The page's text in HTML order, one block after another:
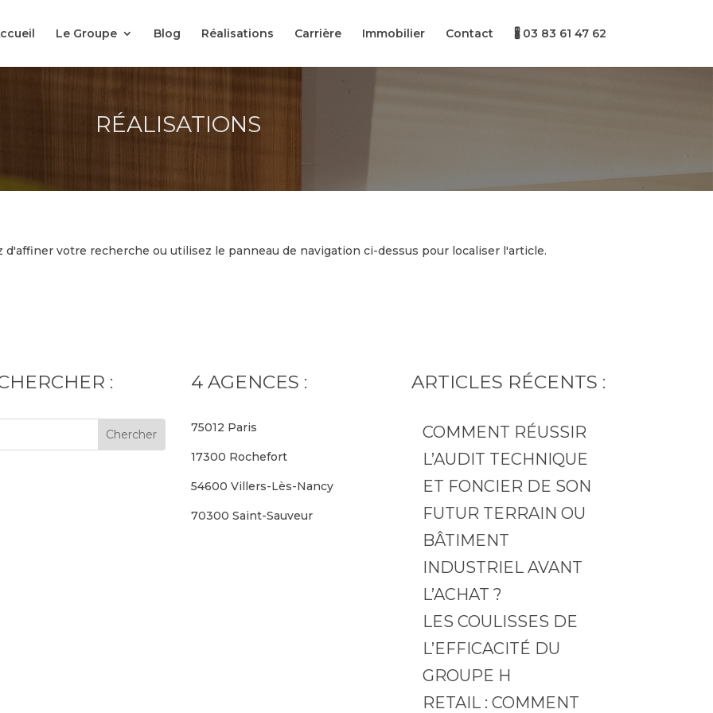
Le Groupe Blog Réalisations Carrière Immobilier Contact 🖁 03 83 61 47 62
RÉALISATIONS
d'affiner votre recherche ou utilisez le panneau de navigation ci-dessus pour localiser l'article.
: 4 AGENCES :
75012 Paris
17300 Rochefort
54600 Villers-Lès-Nancy
70300 Saint-Sauveur
ARTICLES RÉCENTS :
COMMENT RÉUSSIR
L’AUDIT TECHNIQUE
ET FONCIER DE SON
FUTUR TERRAIN OU
BÂTIMENT
INDUSTRIEL AVANT
L’ACHAT ?
LES COULISSES DE
L’EFFICACITÉ DU
GROUPE H
RETAIL : COMMENT